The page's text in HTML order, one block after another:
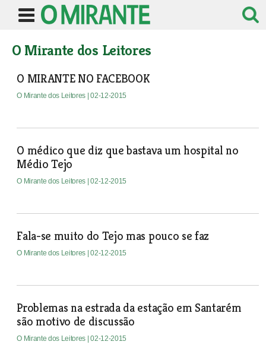
O Mirante dos Leitores
O MIRANTE NO FACEBOOK
O Mirante dos Leitores | 02-12-2015
O médico que diz que bastava um hospital no
Médio Tejo
O Mirante dos Leitores | 02-12-2015
Fala-se muito do Tejo mas pouco se faz
O Mirante dos Leitores | 02-12-2015
Problemas na estrada da estação em Santarém
são motivo de discussão
O Mirante dos Leitores | 02-12-2015